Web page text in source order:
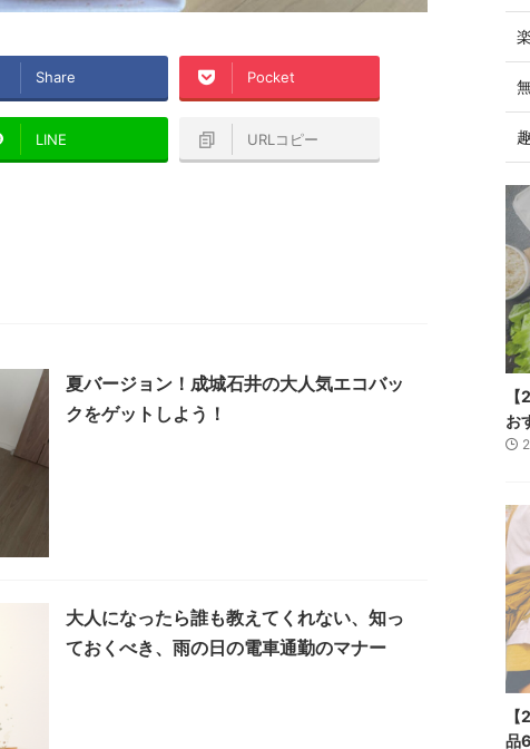
Share Pocket
LINE URLコピー
夏バージョン！成城石井の大人気エコバッ
クをゲットしよう！
大人になったら誰も教えてくれない、知っ
ておくべき、雨の日の電車通勤のマナー
お
品